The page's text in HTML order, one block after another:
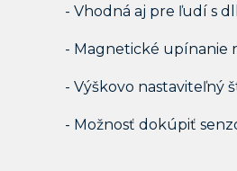
- Vhodná aj pre ľudí s
- Magnetické upínanie
- Výškovo nastaviteľný
- Možnosť dokúpiť